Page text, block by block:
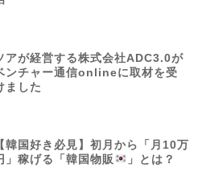
アが経営する株式会社ADC3.0が
ンチャー通信onlineに取材を受
ました
【韓国好き必見】初月から「月10万
」稼げる「韓国物販
」とは？